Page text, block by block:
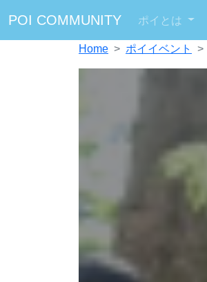
POI COMMUNITY ポイとは
Home ポイイベント